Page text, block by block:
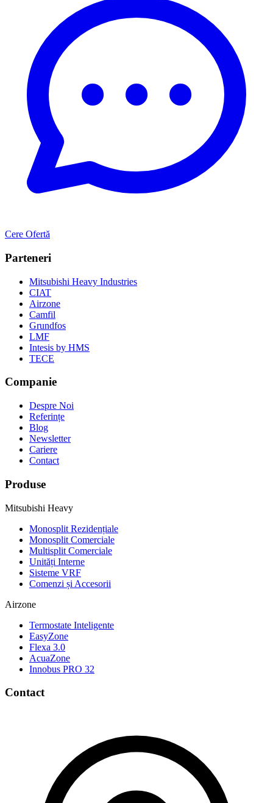
Cere Ofertă
Parteneri
Mitsubishi Heavy Industries
CIAT
Airzone
Camfil
Grundfos
LMF
Intesis by HMS
TECE
Companie
Despre Noi
Referințe
Blog
Newsletter
Cariere
Contact
Produse
Mitsubishi Heavy
Monosplit Rezidențiale
Monosplit Comerciale
Multisplit Comerciale
Unități Interne
Sisteme VRF
Comenzi și Accesorii
Airzone
Termostate Inteligente
EasyZone
Flexa 3.0
AcuaZone
Innobus PRO 32
Contact